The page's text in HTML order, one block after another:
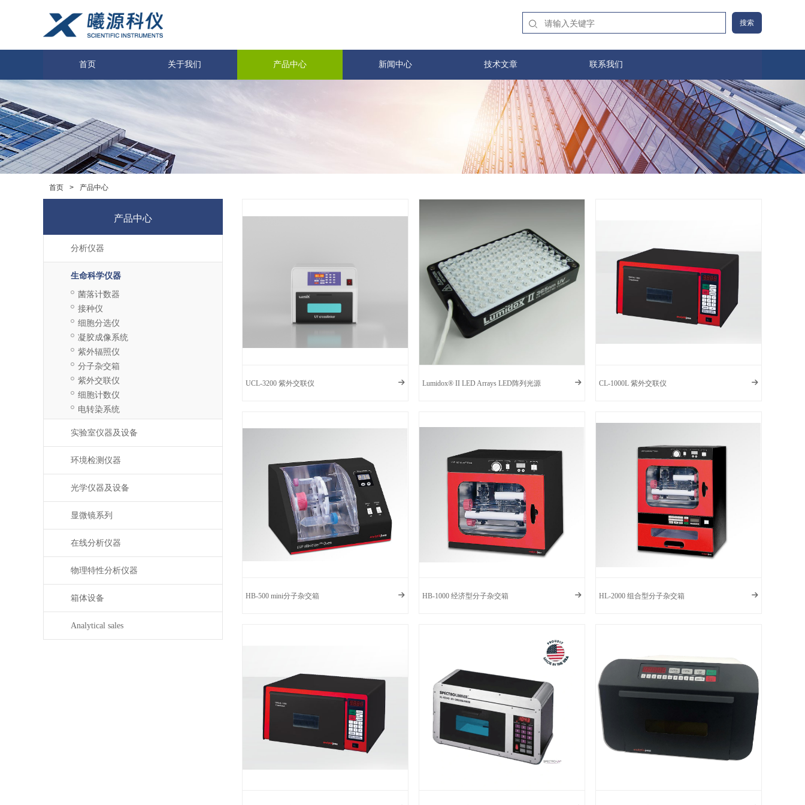
搜索
首页 关于我们 产品中心 新闻中心 技术文章 联系我们
首页 > 产品中心
产品中心
分析仪器
生命科学仪器
菌落计数器
接种仪
细胞分选仪
凝胶成像系统
紫外辐照仪
分子杂交箱
紫外交联仪
细胞计数仪
电转染系统
实验室仪器及设备
环境检测仪器
光学仪器及设备
显微镜系列
在线分析仪器
物理特性分析仪器
箱体设备
Analytical sales
UCL-3200 紫外交联仪 Lumidox® II LED Arrays LED阵列光源 CL-1000L 紫外交联仪
HB-500 mini分子杂交箱 HB-1000 经济型分子杂交箱 HL-2000 组合型分子杂交箱